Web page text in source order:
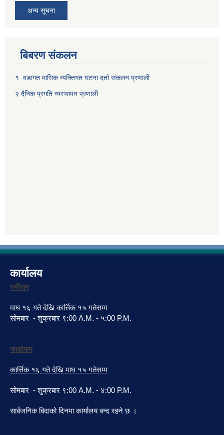
अन्य सूचना
बिबरण संकलन
१. वडागत मासिक व्यक्तिगत घटना दर्ता संकलन प्रणाली
२.दैनिक प्रगति व्यस्थापन प्रणाली
कार्यालय
गर्मीयाम
माघ १६ गते देखि कार्त्तिक १५ गतेसम्म
सोमबार - शुक्रबार ९:00 A.M. - ५:00 P.M.
जाडोयाम
कार्त्तिक १६ गते देखि माघ १५ गतेसम्म
सोमबार - शुक्रबार ९:00 A.M. - ४:00 P.M.
सार्बजनिक बिदाको दिनमा कार्यालय बन्द रहने छ ।